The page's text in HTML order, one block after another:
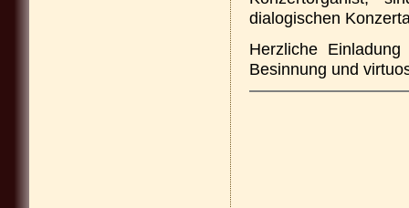
dialogischen
Herzliche
Besinnung und